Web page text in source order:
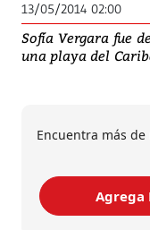
13/05/2014 02:00
Sofía Vergara fue
una playa del
Encuentra más
Agrega